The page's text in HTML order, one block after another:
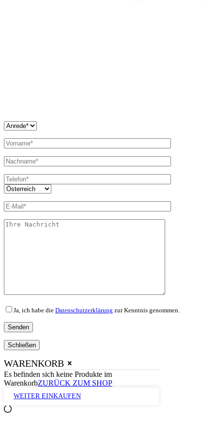
Ja, ich habe die Datenschutzerklärung zur Kenntnis genommen.
Schließen
WARENKORB
Es befinden sich keine Produkte im
WarenkorbZURÜCK ZUM SHOP
WEITER EINKAUFEN